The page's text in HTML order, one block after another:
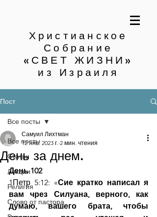
Христианское
Собрание
«СВЕТ ЖИЗНИ»
из Израиля
Пост
Все посты
Статьи
Лекции
Религия
Слово от пастора
Все посты
День за днем.
Самуил Лихтман
12 янв. 2023 г. 2 мин. чтения
День 102
1Петр 5:12: «Сие кратко написал я
вам чрез Силуана, верного, как
думаю, вашего брата, чтобы